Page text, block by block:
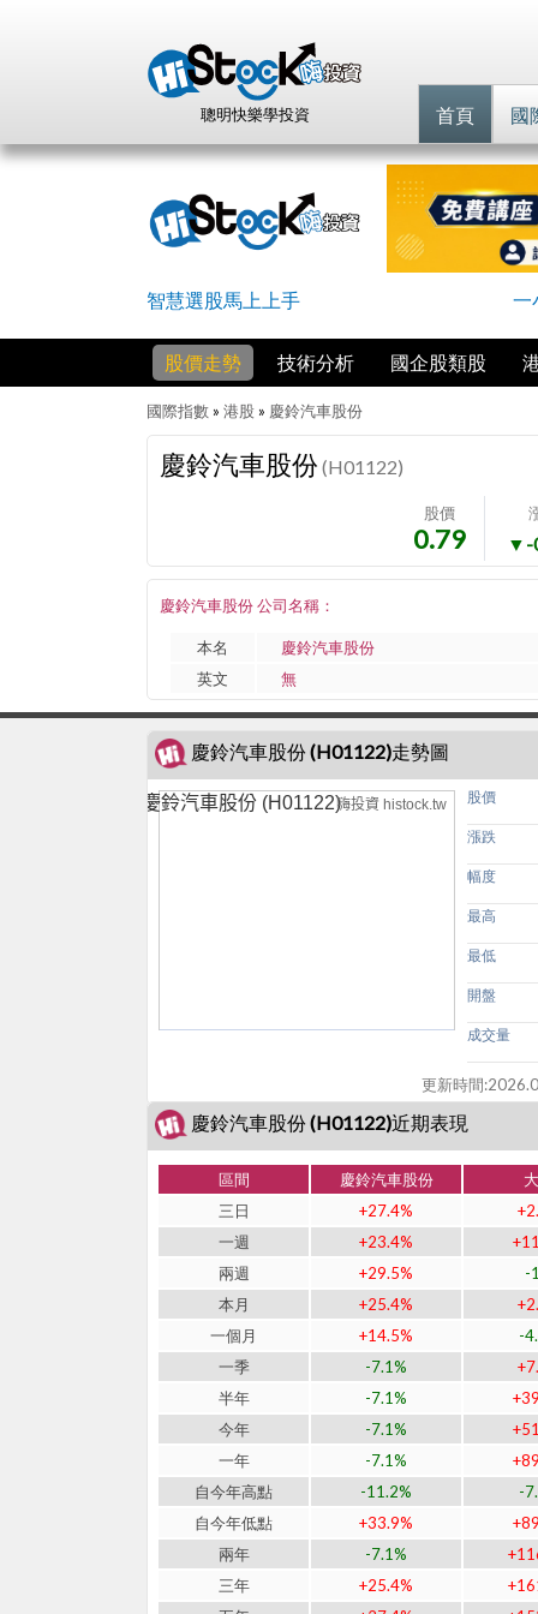
聰明快樂學投資 首頁 國
智慧選股馬上上手 一
股價走勢 技術分析 國企股類股
國際指數 » 港股 » 慶鈴汽車股份
慶鈴汽車股份 (H01122)
股價
0.79 ▼-
慶鈴汽車股份 公司名稱：
本名
慶鈴汽車股份
英文
無
慶鈴汽車股份 (H01122)走勢圖
慶鈴汽車股份 (H01122)嗨投資 histock.tw
股價
漲跌
幅度
最高
最低
開盤
成交量
更新時間:
慶鈴汽車股份 (H01122)近期表現
區間 慶鈴汽車股份
三日
+27.4%
一週
+23.4%
兩週
+29.5%
-
本月
+25.4%
一個月
+14.5%
-
一季
-7.1%
半年
-7.1%
今年
-7.1%
一年
-7.1%
自今年高點
-11.2%
-
自今年低點
+33.9%
兩年
-7.1%
三年
+25.4%